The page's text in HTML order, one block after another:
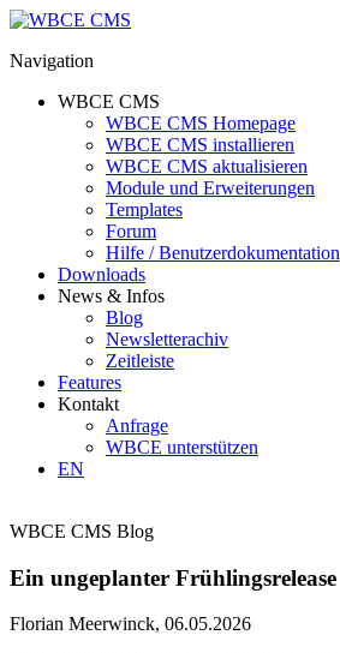
Navigation
WBCE CMS
WBCE CMS Homepage
WBCE CMS installieren
WBCE CMS aktualisieren
Module und Erweiterungen
Templates
Forum
Hilfe / Benutzerdokumentation
Downloads
News & Infos
Blog
Newsletterachiv
Zeitleiste
Features
Kontakt
Anfrage
WBCE unterstützen
EN
WBCE CMS Blog
Ein ungeplanter Frühlingsrelease
Florian Meerwinck, 06.05.2026